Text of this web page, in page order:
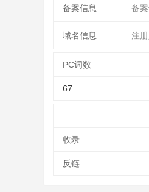
备案信息 备
域名信息 注
PC词数
67
收录
反链